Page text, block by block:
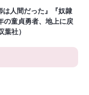
は人間だった』『奴隷
の童貞勇者、地上に戻
社）